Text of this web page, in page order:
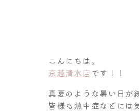
こんにちは。
京越清水店 です！！
真夏のような暑い日が
皆様も熱中症などには